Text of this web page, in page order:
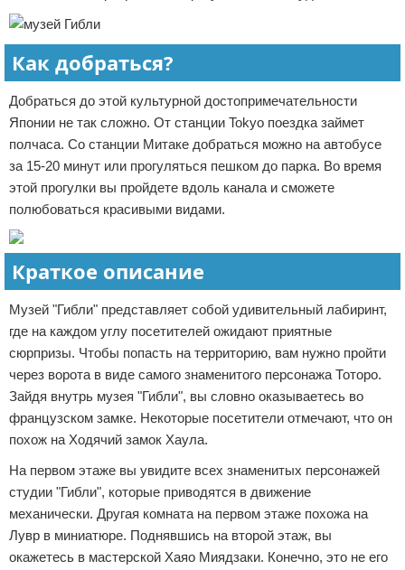
Как добраться?
Добраться до этой культурной достопримечательности
Японии не так сложно. От станции Tokyo поездка займет
полчаса. Со станции Митаке добраться можно на автобусе
за 15-20 минут или прогуляться пешком до парка. Во время
этой прогулки вы пройдете вдоль канала и сможете
полюбоваться красивыми видами.
Краткое описание
Музей "Гибли" представляет собой удивительный лабиринт,
где на каждом углу посетителей ожидают приятные
сюрпризы. Чтобы попасть на территорию, вам нужно пройти
через ворота в виде самого знаменитого персонажа Тоторо.
Зайдя внутрь музея "Гибли", вы словно оказываетесь во
французском замке. Некоторые посетители отмечают, что он
похож на Ходячий замок Хаула.
На первом этаже вы увидите всех знаменитых персонажей
студии "Гибли", которые приводятся в движение
механически. Другая комната на первом этаже похожа на
Лувр в миниатюре. Поднявшись на второй этаж, вы
окажетесь в мастерской Хаяо Миядзаки. Конечно, это не его